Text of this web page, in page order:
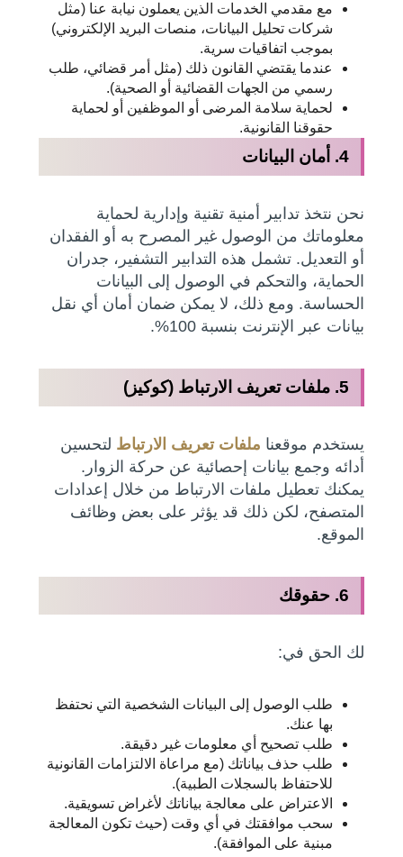
مع مقدمي الخدمات الذين يعملون نيابة عنا (مثل
شركات تحليل البيانات، منصات البريد الإلكتروني)
بموجب اتفاقيات سرية.
عندما يقتضي القانون ذلك (مثل أمر قضائي، طلب
رسمي من الجهات القضائية أو الصحية).
لحماية سلامة المرضى أو الموظفين أو لحماية
حقوقنا القانونية.
4. أمان البيانات
نحن نتخذ تدابير أمنية تقنية وإدارية لحماية
معلوماتك من الوصول غير المصرح به أو الفقدان
أو التعديل. تشمل هذه التدابير التشفير، جدران
الحماية، والتحكم في الوصول إلى البيانات
الحساسة. ومع ذلك، لا يمكن ضمان أمان أي نقل
بيانات عبر الإنترنت بنسبة 100%.
5. ملفات تعريف الارتباط (كوكيز)
يستخدم موقعنا ملفات تعريف الارتباط لتحسين
أدائه وجمع بيانات إحصائية عن حركة الزوار.
يمكنك تعطيل ملفات الارتباط من خلال إعدادات
المتصفح، لكن ذلك قد يؤثر على بعض وظائف
الموقع.
6. حقوقك
لك الحق في:
طلب الوصول إلى البيانات الشخصية التي نحتفظ
بها عنك.
طلب تصحيح أي معلومات غير دقيقة.
طلب حذف بياناتك (مع مراعاة الالتزامات القانونية
للاحتفاظ بالسجلات الطبية).
الاعتراض على معالجة بياناتك لأغراض تسويقية.
سحب موافقتك في أي وقت (حيث تكون المعالجة
مبنية على الموافقة).